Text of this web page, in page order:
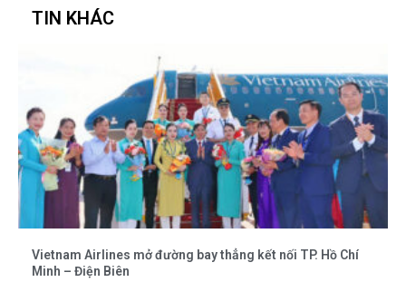
TIN KHÁC
Vietnam Airlines mở đường bay thẳng kết nối TP. Hồ Chí
Minh – Điện Biên